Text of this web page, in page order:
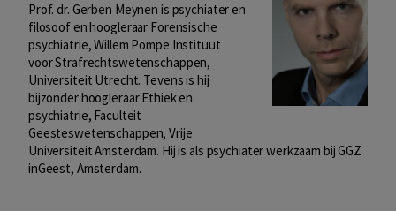
Prof. dr. Gerben Meynen is psychiater en
filosoof en hoogleraar Forensische
psychiatrie, Willem Pompe Instituut
voor Strafrechtswetenschappen,
Universiteit Utrecht. Tevens is hij
bijzonder hoogleraar Ethiek en
psychiatrie, Faculteit
Geesteswetenschappen, Vrije
Universiteit Amsterdam. Hij is als psychiater werkzaam bij GGZ
inGeest, Amsterdam.